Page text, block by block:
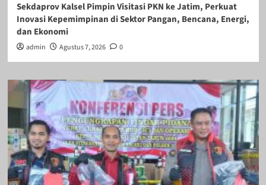
Sekdaprov Kalsel Pimpin Visitasi PKN ke Jatim, Perkuat
Inovasi Kepemimpinan di Sektor Pangan, Bencana, Energi,
dan Ekonomi
admin Agustus 7, 2026 0